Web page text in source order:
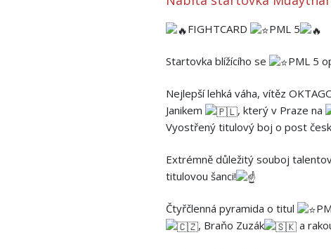
FIGHTCARD PML 5
Startovka blížícího se PML 5
Nejlepší lehká váha, vítěz
Janikem
, který v Praze na
Vyostřený titulový boj o post
Extrémně důležitý souboj
titulovou šanci!
Čtyřčlenná pyramida o titul
, Braňo Zuzák
a